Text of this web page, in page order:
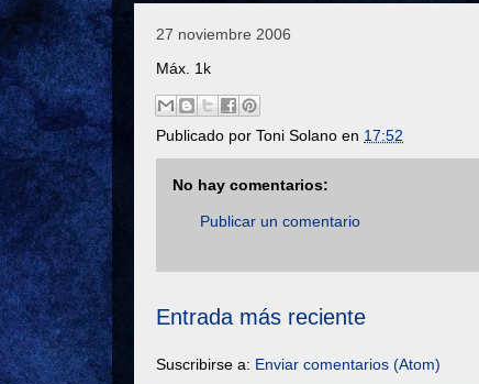
27 noviembre 2006
Máx. 1k
Publicado por Toni Solano en 17:52
No hay comentarios:
Publicar un comentario
Entrada más reciente
Suscribirse a: Enviar comentarios (Atom)